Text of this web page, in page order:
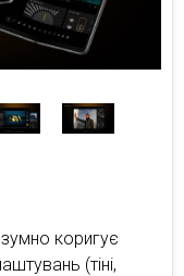
коригує
(тіні,